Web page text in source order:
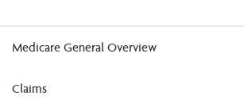
Medicare General Overview
Claims